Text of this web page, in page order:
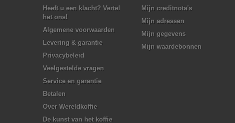
Heeft u een klacht? Vertel
het ons!
Algemene voorwaarden
Levering & garantie
Privacybeleid
Veelgestelde vragen
Service en garantie
Betalen
Over Wereldkoffie
De kunst van het koffie
Mijn creditnota's
Mijn adressen
Mijn gegevens
Mijn waardebonnen